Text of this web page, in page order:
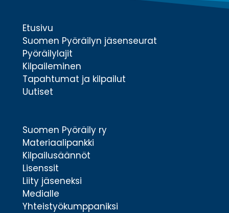
Etusivu
Suomen Pyöräilyn jäsenseurat
Pyöräilylajit
Kilpaileminen
Tapahtumat ja kilpailut
Uutiset
Suomen Pyöräily ry
Materiaalipankki
Kilpailusäännöt
Lisenssit
Liity jäseneksi
Medialle
Yhteistyökumppaniksi